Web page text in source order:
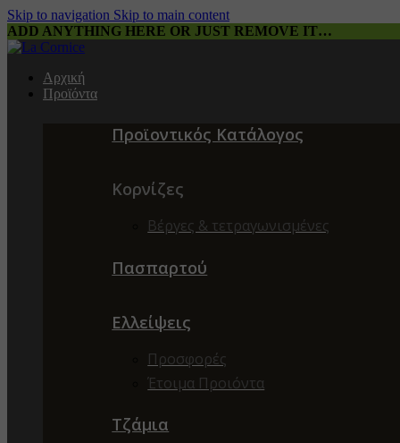
Skip to navigation Skip to main content
ADD ANYTHING HERE OR JUST REMOVE IT…
Αρχική
Προϊόντα
Προϊοντικός Κατάλογος
Κορνίζες
Βέργες & τετραγωνισμένες
Πασπαρτού
Ελλείψεις
Προσφορές
Έτοιμα Προιόντα
Τζάμια